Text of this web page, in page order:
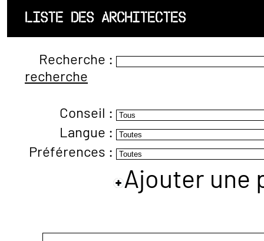
ACCUEIL
LISTE DES
ARCHITECTES
JURISPRUDENCE
ANNEXE 4 CODT
LISTE DES ARCHITECTES
Recherche :
recherche
Conseil :
Langue :
Préférences :
Ajouter une